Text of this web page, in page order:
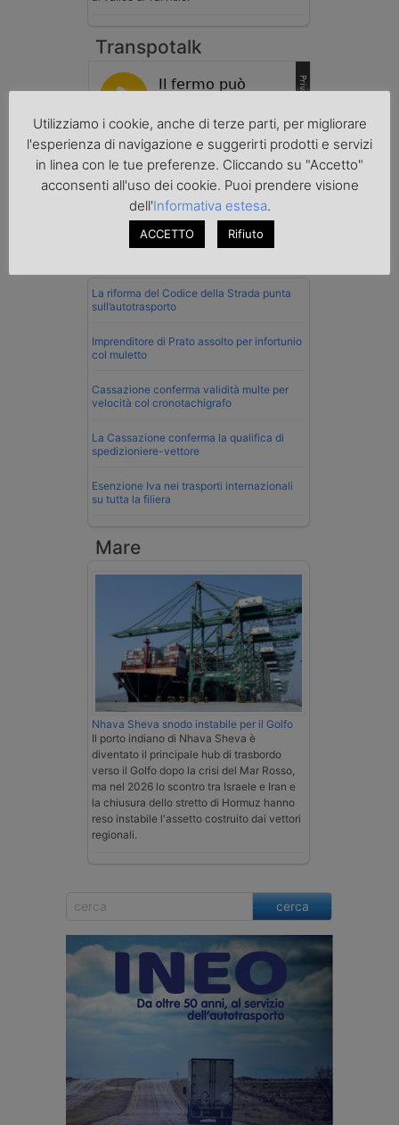
Transpotalk
La riforma del Codice della Strada punta
sull’autotrasporto
Imprenditore di Prato assolto per infortunio
col muletto
Cassazione conferma validità multe per
velocità col cronotachigrafo
La Cassazione conferma la qualifica di
spedizioniere-vettore
Esenzione Iva nei trasporti internazionali
su tutta la filiera
Mare
Nhava Sheva snodo instabile per il Golfo
Il porto indiano di Nhava Sheva è
diventato il principale hub di trasbordo
verso il Golfo dopo la crisi del Mar Rosso,
ma nel 2026 lo scontro tra Israele e Iran e
la chiusura dello stretto di Hormuz hanno
reso instabile l'assetto costruito dai vettori
regionali.
cerca
Utilizziamo i cookie, anche di terze parti, per migliorare
l'esperienza di navigazione e suggerirti prodotti e servizi
in linea con le tue preferenze. Cliccando su "Accetto"
acconsenti all'uso dei cookie. Puoi prendere visione
dell'Informativa estesa.
ACCETTO Rifiuto